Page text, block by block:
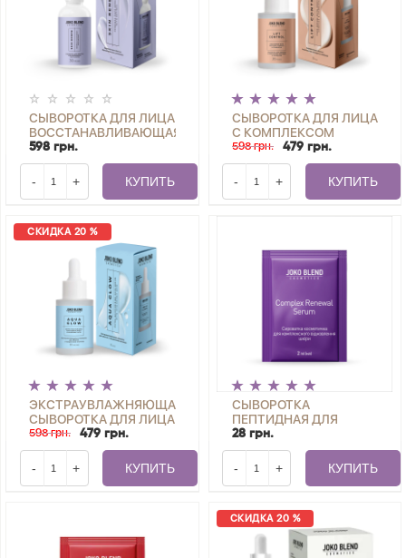
СЫВОРОТКА ДЛЯ ЛИЦА
ВОССТАНАВЛИВАЮЩАЯ
С РЕТИНОЛОМ SKIN
RENEW JOKO BLEND 30
598 грн.
- + КУПИТЬ
СЫВОРОТКА ДЛЯ ЛИЦА
С КОМПЛЕКСОМ
ПЕПТИДОВ И
КОМБУЧЕЙ LIFT
CONTROL JOKO BLEND
598 грн. 479 грн.
- + КУПИТЬ
СКИДКА 20 %
ЭКСТРАУВЛАЖНЯЮЩАЯ
СЫВОРОТКА ДЛЯ ЛИЦА
С ГИАЛУРОНОВОЙ
КИСЛОТОЙ AQUA GLOW
JOKO BLEND 30 МЛ
598 грн. 479 грн.
- + КУПИТЬ
СЫВОРОТКА
ПЕПТИДНАЯ ДЛЯ
ВОССТАНОВЛЕНИЯ
КОЖИ COMPLEX
RENEWAL SERUM JOKO
28 грн.
- + КУПИТЬ
СКИДКА 20 %